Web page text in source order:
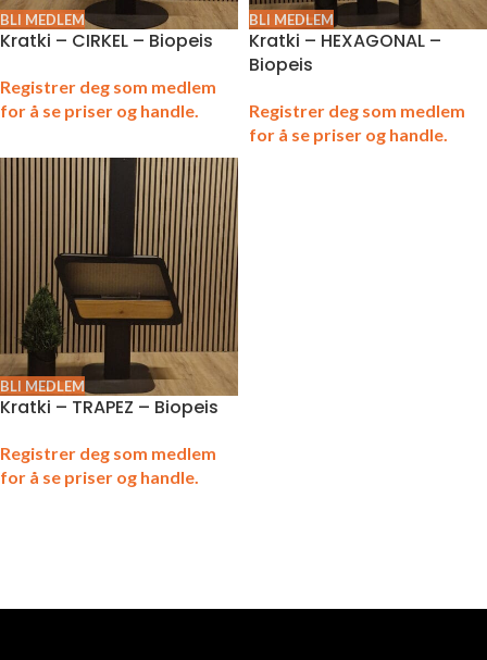
BLI MEDLEM
Kratki – CIRKEL – Biopeis
Registrer deg som medlem
for å se priser og handle.
BLI MEDLEM
Kratki – HEXAGONAL –
Biopeis
Registrer deg som medlem
for å se priser og handle.
BLI MEDLEM
Kratki – TRAPEZ – Biopeis
Registrer deg som medlem
for å se priser og handle.